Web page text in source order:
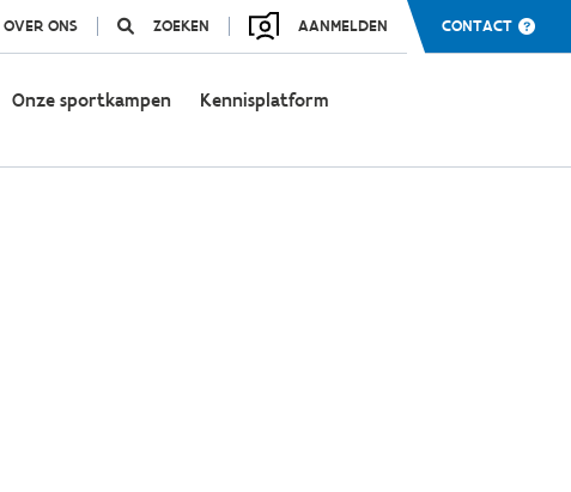
OVER ONS ZOEKEN AANMELDEN CONTACT
Onze sportkampen Kennisplatform